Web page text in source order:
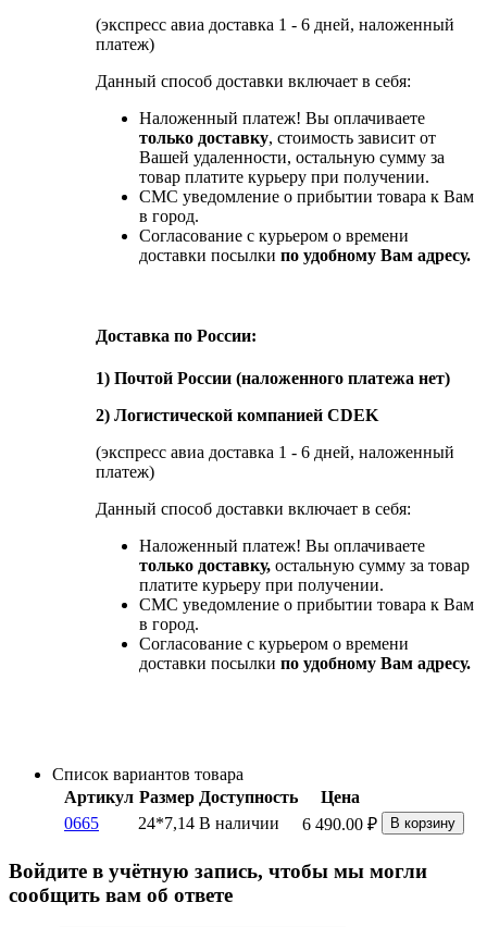
(экспресс авиа доставка 1 - 6 дней, наложенный
платеж)
Данный способ доставки включает в себя:
Наложенный платеж! Вы оплачиваете
только доставку, стоимость зависит от
Вашей удаленности, остальную сумму за
товар платите курьеру при получении.
СМС уведомление о прибытии товара к Вам
в город.
Согласование с курьером о времени
доставки посылки по удобному Вам адресу.
Доставка по России:
1) Почтой России (наложенного платежа нет)
2) Логистической компанией CDEK
(экспресс авиа доставка 1 - 6 дней, наложенный
платеж)
Данный способ доставки включает в себя:
Наложенный платеж! Вы оплачиваете
только доставку, остальную сумму за товар
платите курьеру при получении.
СМС уведомление о прибытии товара к Вам
в город.
Согласование с курьером о времени
доставки посылки по удобному Вам адресу.
Список вариантов товара
Артикул Размер Доступность
Цена
0665
24*7,14 В наличии 6 490.00 ₽ В корзину
Войдите в учётную запись, чтобы мы могли
сообщить вам об ответе